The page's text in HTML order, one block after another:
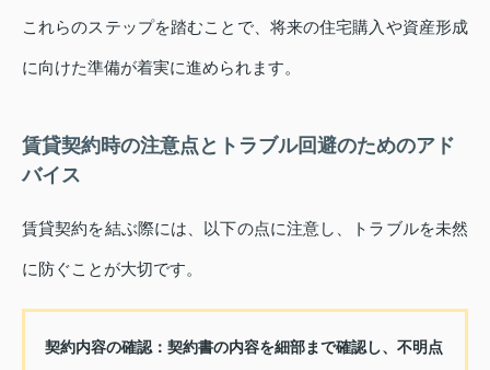
これらのステップを踏むことで、将来の住宅購入や資産形成
に向けた準備が着実に進められます。
賃貸契約時の注意点とトラブル回避のためのアド
バイス
賃貸契約を結ぶ際には、以下の点に注意し、トラブルを未然
に防ぐことが大切です。
契約内容の確認： 契約書の内容を細部まで確認し、不明点